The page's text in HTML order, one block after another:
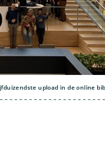
upload in de online